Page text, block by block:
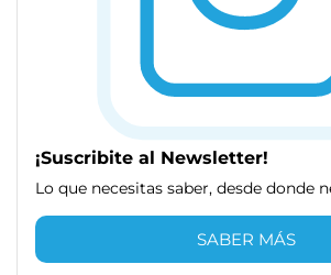
¡Suscribite al Newsletter!
Lo que necesitas saber, desde donde
SABER MÁS